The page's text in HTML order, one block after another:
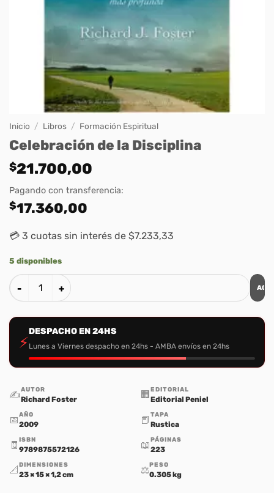
Inicio / Libros / Formación Espiritual
Celebración de la Disciplina
$21.700,00
Pagando con transferencia:
$17.360,00
💳 3 cuotas sin interés de $7.233,33
5 disponibles
Celebración de la Disciplina cantidad
⚡
DESPACHO EN 24HS
Lunes a Viernes despacho en 24hs - AMBA envíos en 24hs
✍️AUTOR
Richard Foster 🏢 EDITORIAL
Editorial Peniel
📅AÑO
2009 📕 TAPA
Rustica
🧾 ISBN
9789875572126 📖PÁGINAS
223
📐 DIMENSIONES
23 × 15 × 1,2 cm ⚖️PESO
0.305 kg